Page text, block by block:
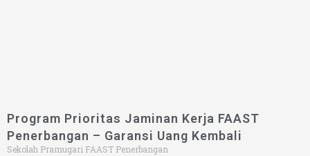
Program Prioritas Jaminan Kerja FAAST
Penerbangan – Garansi Uang Kembali
Sekolah Pramugari FAAST Penerbangan